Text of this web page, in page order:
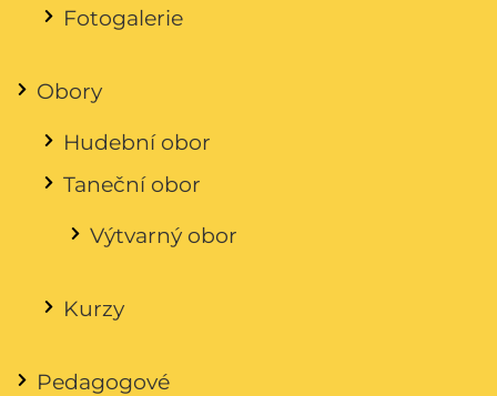
Fotogalerie
Obory
Hudební obor
Taneční obor
Výtvarný obor
Kurzy
Pedagogové